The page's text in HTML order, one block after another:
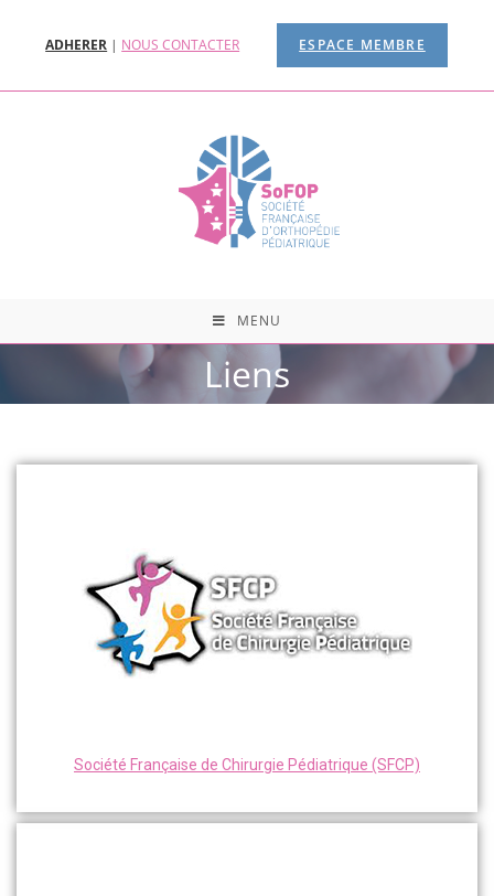
ADHERER | NOUS CONTACTER ESPACE MEMBRE
MENU
Liens
Société Française de Chirurgie Pédiatrique (SFCP)